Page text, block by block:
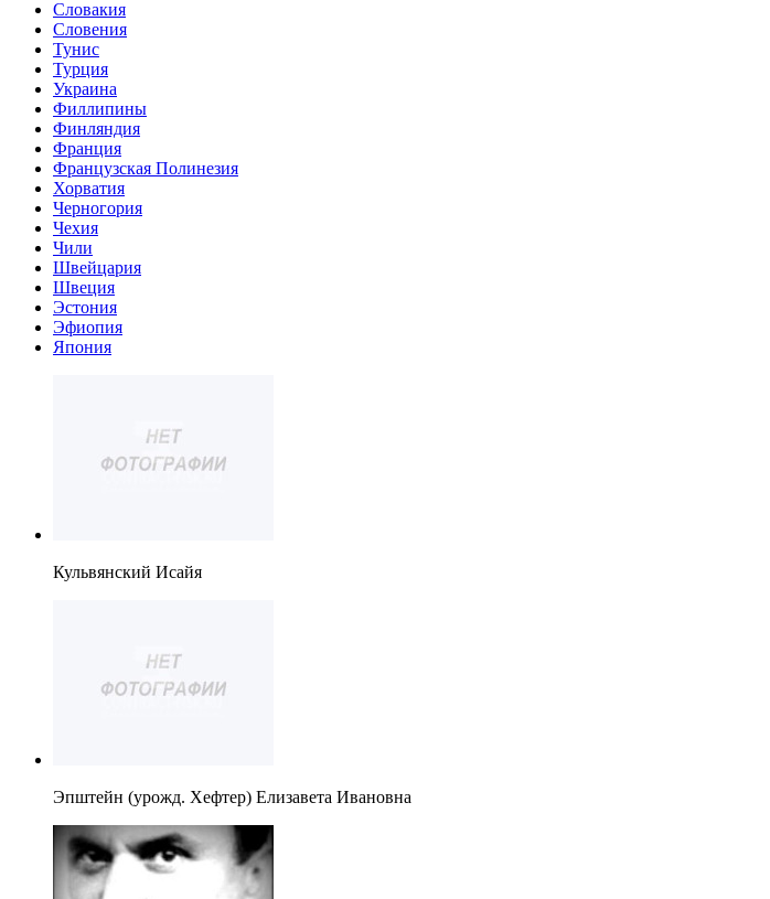
Словакия
Словения
Тунис
Турция
Украина
Филлипины
Финляндия
Франция
Французская Полинезия
Хорватия
Черногория
Чехия
Чили
Швейцария
Швеция
Эстония
Эфиопия
Япония
Кульвянский Исайя
Эпштейн (урожд. Хефтер) Елизавета Ивановна